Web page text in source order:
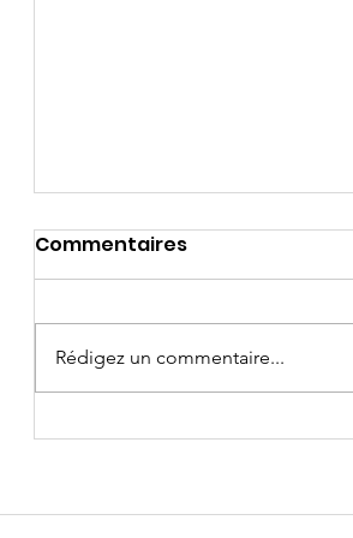
Qu'est-ce que
Commentaires
Rédigez un commentaire...